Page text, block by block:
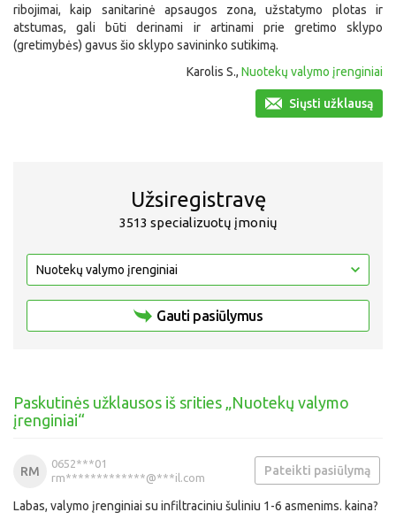
ribojimai, kaip sanitarinė apsaugos zona, užstatymo plotas ir
atstumas, gali būti derinami ir artinami prie gretimo sklypo
(gretimybės) gavus šio sklypo savininko sutikimą.
Karolis S., Nuotekų valymo įrenginiai
Siųsti užklausą
Užsiregistravę
3513 specializuotų įmonių
Gauti pasiūlymus
Paskutinės užklausos iš srities „Nuotekų valymo
įrenginiai“
RM
0652***01
rm*************@***il.com
Pateikti pasiūlymą
Labas, valymo įrenginiai su infiltraciniu šuliniu 1-6 asmenims. kaina?